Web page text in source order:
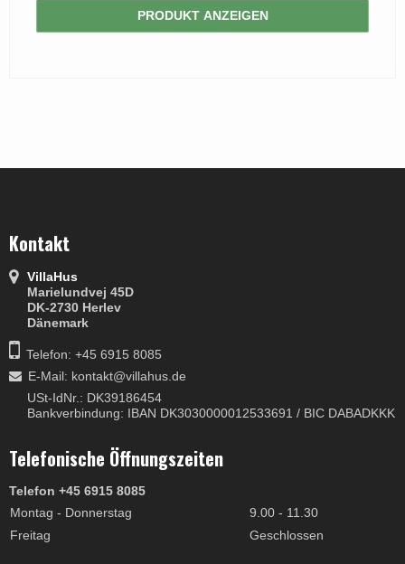
PRODUKT ANZEIGEN
Kontakt
VillaHus
Marielundvej 45D
DK-2730 Herlev
Dänemark
Telefon: +45 6915 8085
E-Mail: kontakt@villahus.de
USt-IdNr.: DK39186454
Bankverbindung: IBAN DK3030000012533691 / BIC DABADKKK
Telefonische Öffnungszeiten
Telefon +45 6915 8085
Montag - Donnerstag
9.00 - 11.30
Freitag
Geschlossen